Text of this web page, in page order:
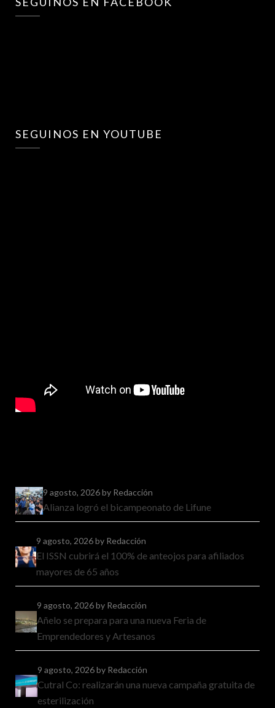
SEGUINOS EN YOUTUBE
9 agosto, 2026by Redacción
Alianza logró el bicampeonato de Lifune
9 agosto, 2026by Redacción
El ISSN cubrirá el 100% de anteojos para afiliados
mayores de 65 años
9 agosto, 2026by Redacción
Añelo se prepara para una nueva Feria de
Emprendedores y Artesanos
9 agosto, 2026by Redacción
Cutral Co: realizarán una nueva campaña gratuita de
esterilización